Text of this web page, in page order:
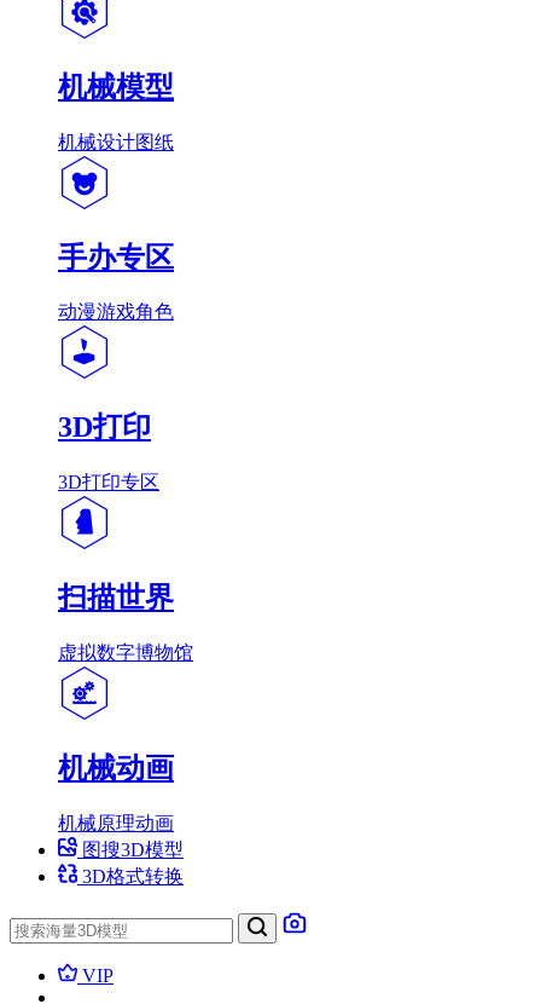
机械模型
机械设计图纸
手办专区
动漫游戏角色
3D打印
3D打印专区
扫描世界
虚拟数字博物馆
机械动画
机械原理动画
图搜3D模型
3D格式转换
VIP